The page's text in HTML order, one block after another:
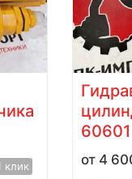
клик
60601
4